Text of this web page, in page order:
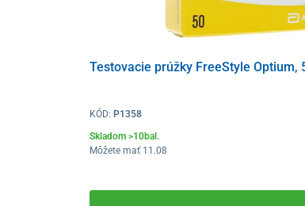
Testovacie prúžky FreeStyle Optium,
KÓD: P1358
Skladom >10bal.
Môžete mať 11.08